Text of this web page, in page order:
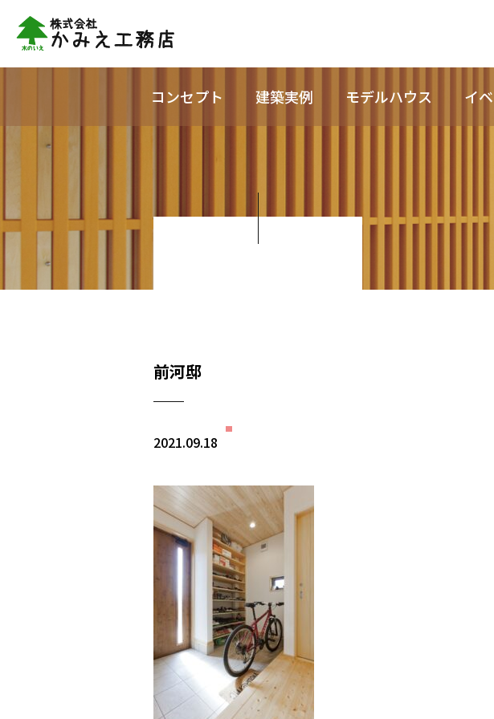
コンセプト 建築実例 モデルハウス イ
前河邸
2021.09.18